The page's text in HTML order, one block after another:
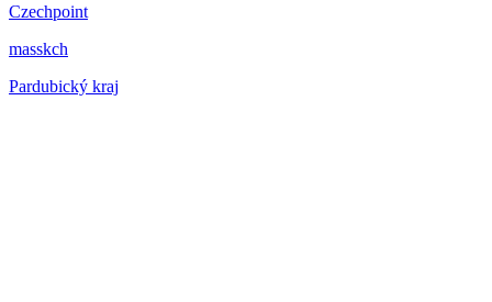
Czechpoint
masskch
Pardubický kraj